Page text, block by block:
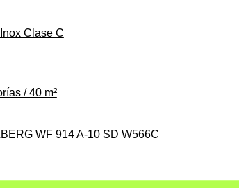
WF 914 A-10 SD W566C
Clase C
/ 40 m²